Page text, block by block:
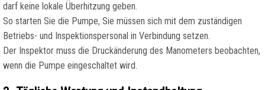
darf keine lokale Überhitzung geben.
So starten Sie die Pumpe, Sie müssen sich mit dem zuständigen
Betriebs- und Inspektionspersonal in Verbindung setzen.
Der Inspektor muss die Druckänderung des Manometers beobachten,
wenn die Pumpe eingeschaltet wird.